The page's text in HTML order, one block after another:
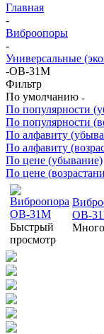
Главная
-
Виброопоры
-
Универсальные
-ОВ-31М
Фильтр
По умолчанию
По популярности
По популярности
По алфавиту
По алфавиту
По цене (убывание)
По цене
Быстрый
просмотр
ОВ-
Много